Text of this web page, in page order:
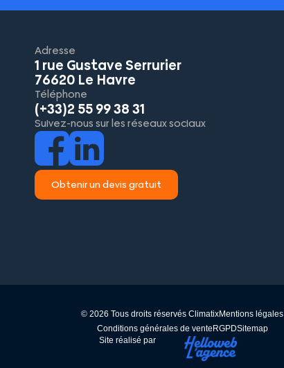
Adresse
1 rue Gustave Serrurier
76620 Le Havre
Téléphone
(+33)2 55 99 38 31
Suivez-nous sur les réseaux sociaux
Obtenir un devis gratuit
© 2026 Tous droits réservés ClimatixMentions légales
Conditions générales de vente RGPDSitemap
Site réalisé par